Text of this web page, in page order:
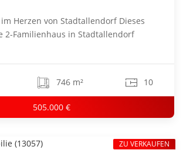
Herzen von Stadtallendorf Dieses
2-Familienhaus in Stadtallendorf
746 m² 10
505.000 €
ZU VERKAUFEN